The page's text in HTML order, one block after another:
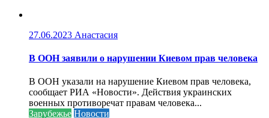
27.06.2023 Анастасия
В ООН заявили о нарушении Киевом прав человека
В ООН указали на нарушение Киевом прав человека,
сообщает РИА «Новости». Действия украинских
военных противоречат правам человека...
Зарубежье Новости